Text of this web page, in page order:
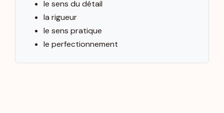
le sens du détail
la rigueur
le sens pratique
le perfectionnement